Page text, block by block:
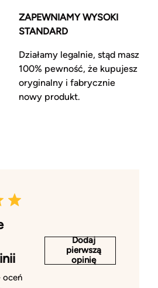
ZAPEWNIAMY WYSOKI
STANDARD
Działamy legalnie, stąd masz
100% pewność, że kupujesz
oryginalny i fabrycznie
nowy produkt.
oceń
Dodaj
pierwszą
opinię